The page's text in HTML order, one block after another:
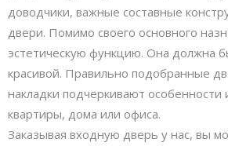
доводчики, важные составные
двери. Помимо своего основного
эстетическую функцию. Она должна
красивой. Правильно подобранные
накладки подчеркивают особенности
квартиры, дома или офиса.
Заказывая входную дверь у нас, вы